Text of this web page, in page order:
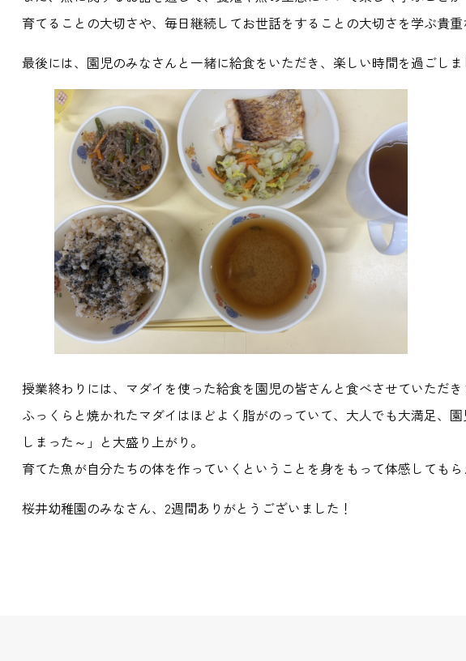
育てることの大切さや、毎日継続してお世話をすることの大切さを学ぶ貴重
最後には、園児のみなさんと一緒に給食をいただき、楽しい時間を過ごしま
授業終わりには、マダイを使った給食を園児の皆さんと食べさせていただき
ふっくらと焼かれたマダイはほどよく脂がのっていて、大人でも大満足、
しまった～」と大盛り上がり。
育てた魚が自分たちの体を作っていくということを身をもって体感しても
桜井幼稚園のみなさん、2週間ありがとうございました！